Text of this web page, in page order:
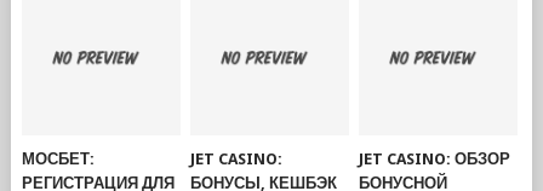
МОСБЕТ:
РЕГИСТРАЦИЯ ДЛЯ
JET CASINO:
БОНУСЫ, КЕШБЭК
JET CASINO: ОБЗОР
БОНУСНОЙ